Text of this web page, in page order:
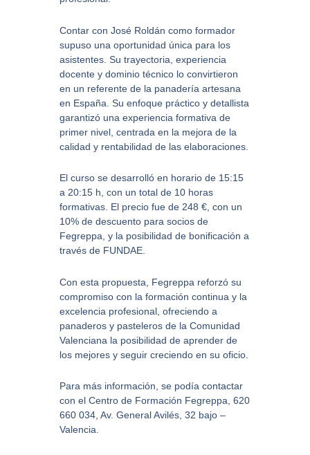
Contar con José Roldán como formador
supuso una oportunidad única para los
asistentes. Su trayectoria, experiencia
docente y dominio técnico lo convirtieron
en un referente de la panadería artesana
en España. Su enfoque práctico y detallista
garantizó una experiencia formativa de
primer nivel, centrada en la mejora de la
calidad y rentabilidad de las elaboraciones.
El curso se desarrolló en horario de 15:15
a 20:15 h, con un total de 10 horas
formativas. El precio fue de 248 €, con un
10% de descuento para socios de
Fegreppa, y la posibilidad de bonificación a
través de FUNDAE.
Con esta propuesta, Fegreppa reforzó su
compromiso con la formación continua y la
excelencia profesional, ofreciendo a
panaderos y pasteleros de la Comunidad
Valenciana la posibilidad de aprender de
los mejores y seguir creciendo en su oficio.
Para más información, se podía contactar
con el Centro de Formación Fegreppa, 620
660 034, Av. General Avilés, 32 bajo –
Valencia.